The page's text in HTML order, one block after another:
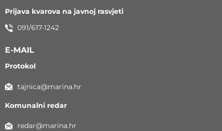
Prijava kvarova na javnoj rasvjeti
091/617-1242
E-MAIL
Protokol
tajnica@marina.hr
Komunalni redar
redar@marina.hr